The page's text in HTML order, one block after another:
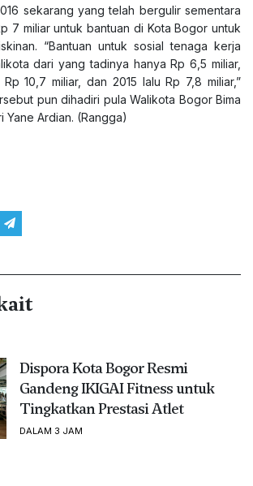
sekarang yang telah bergulir sementara
7 miliar untuk bantuan di Kota Bogor untuk
“Bantuan untuk sosial tenaga kerja
dari yang tadinya hanya Rp 6,5 miliar,
10,7 miliar, dan 2015 lalu Rp 7,8 miliar,”
pun dihadiri pula Walikota Bogor Bima
Yane Ardian. (Rangga)
Dispora Kota Bogor Resmi
Gandeng IKIGAI Fitness untuk
Tingkatkan Prestasi Atlet
DALAM 3 JAM